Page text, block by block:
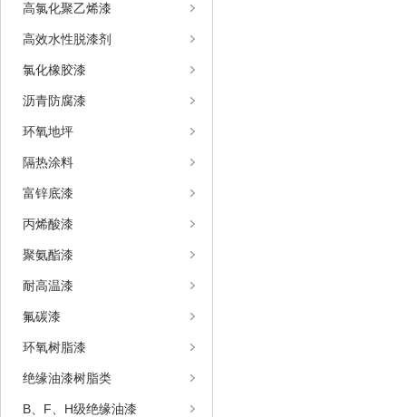
高氯化聚乙烯漆
高效水性脱漆剂
氯化橡胶漆
沥青防腐漆
环氧地坪
隔热涂料
富锌底漆
丙烯酸漆
聚氨酯漆
耐高温漆
氟碳漆
环氧树脂漆
绝缘油漆树脂类
B、F、H级绝缘油漆